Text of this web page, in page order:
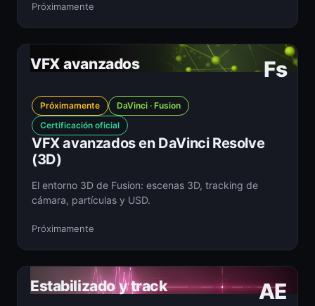
Próximamente
Fs
VFX avanzados
Próximamente
DaVinci · Fusion
Certificación oficial
VFX avanzados en DaVinci Resolve
(3D)
El entorno 3D de Fusion: escenas 3D, tracking de
cámara, partículas y USD.
Próximamente
AE
Estabilizado y track